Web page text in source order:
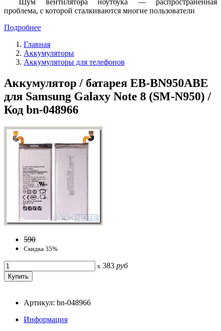
проблема, с которой сталкиваются многие пользователи
Подробнее
Главная
Аккумуляторы
Аккумуляторы для телефонов
Аккумулятор / батарея EB-BN950ABE
для Samsung Galaxy Note 8 (SM-N950) /
Код bn-048966
590
Скидка 35%
x 383 руб
Артикул: bn-048966
Информация